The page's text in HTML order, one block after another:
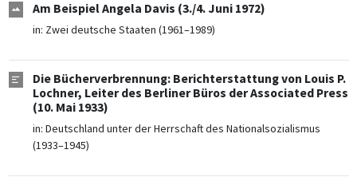
Am Beispiel Angela Davis (3./4. Juni 1972)
in: Zwei deutsche Staaten (1961–1989)
Die Bücherverbrennung: Berichterstattung von Louis P.
Lochner, Leiter des Berliner Büros der Associated Press
(10. Mai 1933)
in: Deutschland unter der Herrschaft des Nationalsozialismus
(1933–1945)